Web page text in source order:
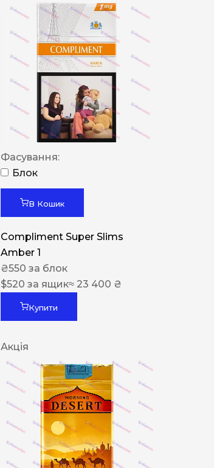
Фасування:
Блок
В Кошик
Compliment Super Slims
Amber 1
₴550 за блок
$520 за ящик≈ 23 400 ₴
Купити
Акція